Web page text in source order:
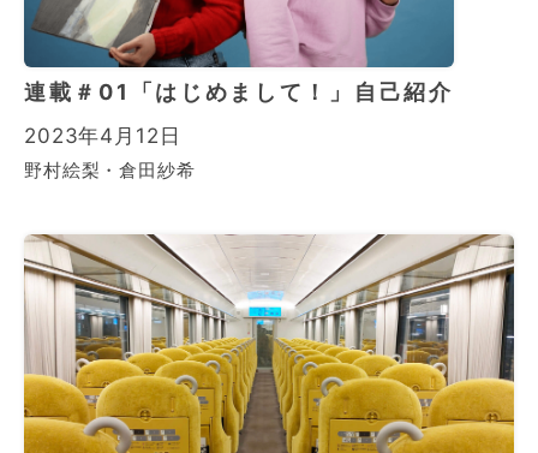
連載＃01「はじめまして！」自己紹介
2023年4月12日
野村絵梨・倉田紗希